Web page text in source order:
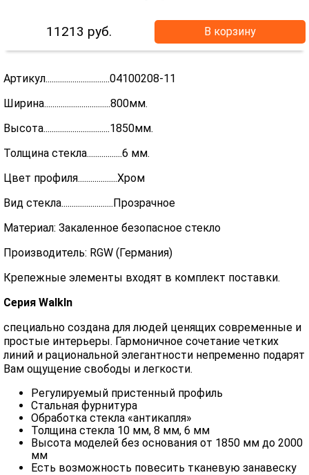
11213 руб. В корзину
Артикул...............................04100208-11
Ширина................................800мм.
Высота................................1850мм.
Толщина стекла.................6 мм.
Цвет профиля...................Хром
Вид стекла.........................Прозрачное
Материал: Закаленное безопасное стекло
Производитель: RGW (Германия)
Крепежные элементы входят в комплект поставки.
Серия WalkIn
специально создана для людей ценящих современные и
простые интерьеры. Гармоничное сочетание четких
линий и рациональной элегантности непременно подарят
Вам ощущение свободы и легкости.
Регулируемый пристенный профиль
Стальная фурнитура
Обработка стекла «антикапля»
Толщина стекла 10 мм, 8 мм, 6 мм
Высота моделей без основания от 1850 мм до 2000
мм
Есть возможность повесить тканевую занавеску